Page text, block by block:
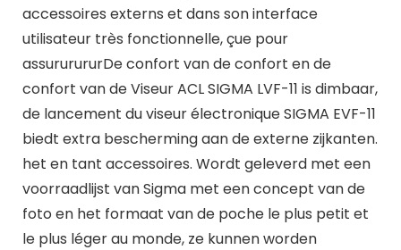
accessoires externs et dans son interface
utilisateur très fonctionnelle, çue pour
assururururDe confort van de confort en de
confort van de Viseur ACL SIGMA LVF-11 is dimbaar,
de lancement du viseur électronique SIGMA EVF-11
biedt extra bescherming aan de externe zijkanten.
het en tant accessoires. Wordt geleverd met een
voorraadlijst van Sigma met een concept van de
foto en het formaat van de poche le plus petit et
le plus léger au monde, ze kunnen worden